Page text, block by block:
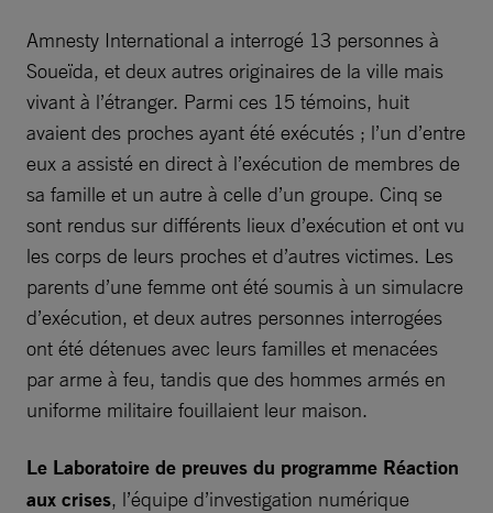
Amnesty International a interrogé 13 personnes à
Soueïda, et deux autres originaires de la ville mais
vivant à l’étranger. Parmi ces 15 témoins, huit
avaient des proches ayant été exécutés ; l’un d’entre
eux a assisté en direct à l’exécution de membres de
sa famille et un autre à celle d’un groupe. Cinq se
sont rendus sur différents lieux d’exécution et ont vu
les corps de leurs proches et d’autres victimes. Les
parents d’une femme ont été soumis à un simulacre
d’exécution, et deux autres personnes interrogées
ont été détenues avec leurs familles et menacées
par arme à feu, tandis que des hommes armés en
uniforme militaire fouillaient leur maison.
Le Laboratoire de preuves du programme Réaction
aux crises, l’équipe d’investigation numérique